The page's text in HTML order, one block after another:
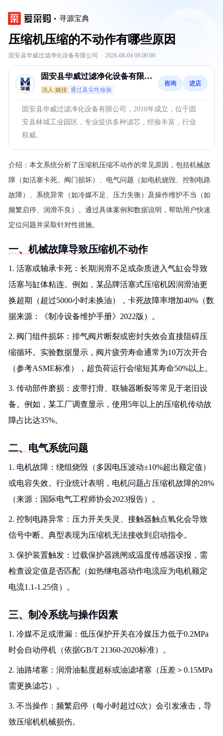
寻源宝典
压缩机压缩的不动作有哪些原因
固安县华威过滤净化设备有限公司 · 2026-08-04 08:00:00
固安县华威过滤净化设备有限公
司
法人:姚佳 通过真实性核验
咨询 进店
固安县华威过滤净化设备有限公司，2010年成立，位于固
安县林城工业园区，专业提供多种滤芯，经验丰富，行业
权威。
介绍： 本文系统分析了压缩机压缩不动作的常见原因，包括机械故
障（如活塞卡死、阀门损坏）、电气问题（如电机烧毁、控制电路
故障）、系统异常（如冷媒不足、压力失衡）及操作维护不当（如
频繁启停、润滑不良）。通过具体案例和数据说明，帮助用户快速
定位问题并采取针对性措施。
一、机械故障导致压缩机不动作
1. 活塞或轴承卡死：长期润滑不足或杂质进入气缸会导致
活塞与缸体粘连。例如，某品牌活塞式压缩机因润滑油更
换超期（超过5000小时未换油），卡死故障率增加40%（数
据来源：《制冷设备维护手册》2022版）。
2. 阀门组件损坏：排气阀片断裂或密封失效会直接阻碍压
缩循环。实验数据显示，阀片疲劳寿命通常为10万次开合
（参考ASME标准），超负荷运行会缩短其寿命50%以上。
3. 传动部件磨损：皮带打滑、联轴器断裂等常见于老旧设
备。例如，某工厂调查显示，使用5年以上的压缩机传动故
障占比达35%。
二、电气系统问题
1. 电机故障：绕组烧毁（多因电压波动±10%超出额定值）
或电容失效。行业统计表明，电机问题占压缩机故障的28%
（来源：国际电气工程师协会2023报告）。
2. 控制电路异常：压力开关失灵、接触器触点氧化会导致
信号中断。典型表现为压缩机无法接收到启动指令。
3. 保护装置触发：过载保护器跳闸或温度传感器误报，需
检查设定值是否匹配（如热继电器动作电流应为电机额定
电流1.1-1.25倍）。
三、制冷系统与操作因素
1. 冷媒不足或泄漏：低压保护开关在冷媒压力低于0.2MPa
时会自动停机（依据GB/T 21360-2020标准）。
2. 油路堵塞：润滑油黏度超标或油滤堵塞（压差＞0.15MPa
需更换滤芯）。
3. 不当操作：频繁启停（每小时超过6次）会引发液击，导
致压缩机机械损伤。